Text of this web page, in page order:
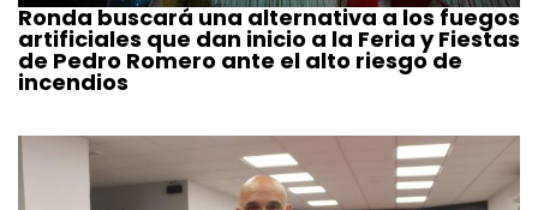
Ronda buscará una alternativa a los fuegos
artificiales que dan inicio a la Feria y Fiestas
de Pedro Romero ante el alto riesgo de
incendios